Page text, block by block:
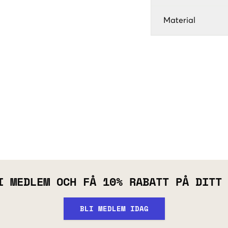
Material
MEDLEM OCH FÅ 10% RABATT PÅ DITT
BLI MEDLEM IDAG